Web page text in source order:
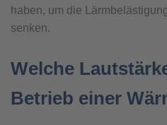
haben, um die
senken.
Welche
Betrieb einer